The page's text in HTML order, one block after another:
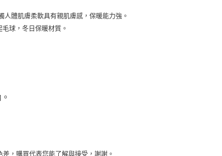
體肌膚柔軟具有親肌膚感，保暖能力強。
球，冬日保暖材質。
，購買代表您能了解與接受，謝謝。